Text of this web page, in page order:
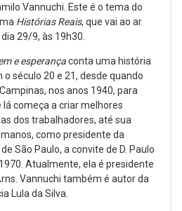
Vannuchi. Este é o tema do
Histórias Reais, que vai ao ar
29/9, às 19h30.
e esperançaconta uma história
século 20 e 21, desde quando
nos anos 1940, para
começa a criar melhores
dos trabalhadores, até sua
como presidente da
São Paulo, a convite de D. Paulo
Atualmente, ela é presidente
Vannuchi também é autor da
Lula da Silva.